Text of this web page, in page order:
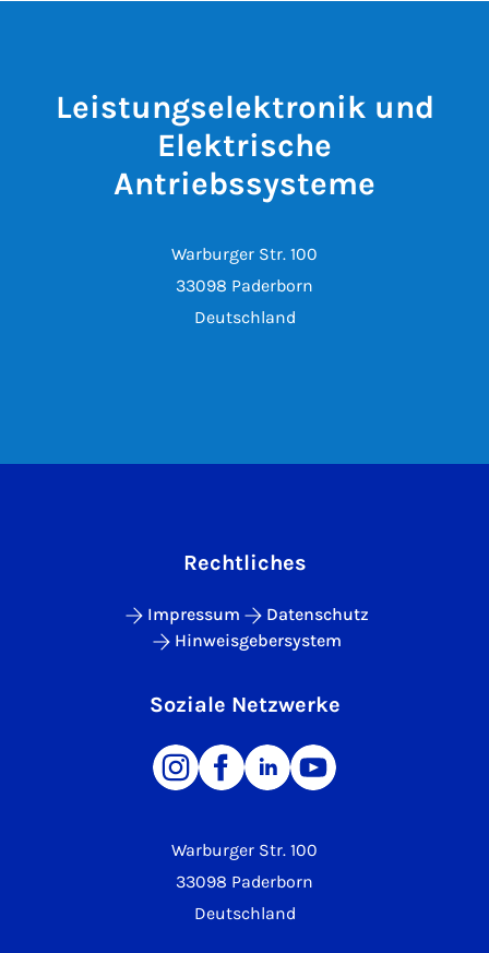
Leistungselektronik und
Elektrische
Antriebssysteme
Warburger Str. 100
33098 Paderborn
Deutschland
Warburger Str. 100
33098 Paderborn
Deutschland
Rechtliches
Impressum
Datenschutz
Hinweisgebersystem
Soziale Netzwerke